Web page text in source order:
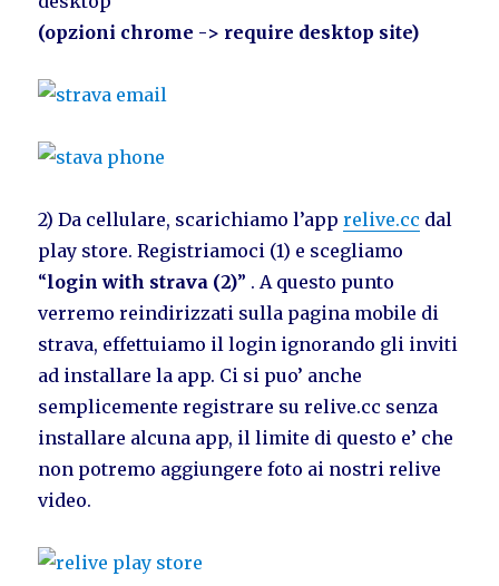
(opzioni chrome -> require desktop site)
2) Da cellulare, scarichiamo l’apprelive.cc dal
play store. Registriamoci (1) e scegliamo
“login with strava (2)” . A questo punto
verremo reindirizzati sulla pagina mobile di
strava, effettuiamo il login ignorando gli inviti
ad installare la app. Ci si puo’ anche
semplicemente registrare su relive.cc senza
installare alcuna app, il limite di questo e’ che
non potremo aggiungere foto ai nostri relive
video.